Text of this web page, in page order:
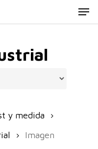
y medida
Imagen